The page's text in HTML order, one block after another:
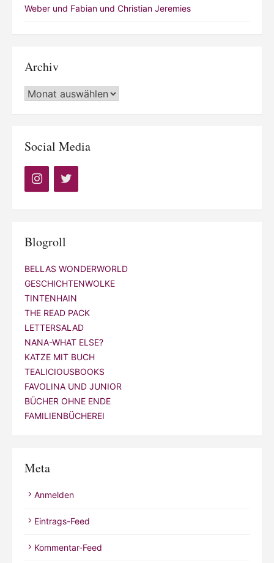
Weber und Fabian und Christian Jeremies
Archiv
Archiv
Social Media
Blogroll
BELLAS WONDERWORLD
GESCHICHTENWOLKE
TINTENHAIN
THE READ PACK
LETTERSALAD
NANA-WHAT ELSE?
KATZE MIT BUCH
TEALICIOUSBOOKS
FAVOLINA UND JUNIOR
BÜCHER OHNE ENDE
FAMILIENBÜCHEREI
Meta
Anmelden
Eintrags-Feed
Kommentar-Feed